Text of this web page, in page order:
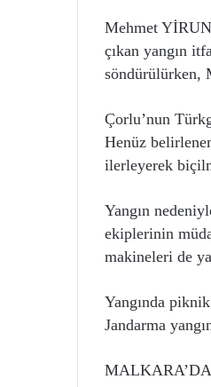
Mehmet
çıkan yangın
söndürülürken,
Çorlu’nun
Henüz
ilerleyerek
Yangın
ekiplerinin
makineleri de
Yangında
Jandarma